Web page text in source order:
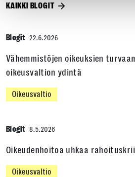
KAIKKI BLOGIT
Blogit 22.6.2026
Vähemmistöjen oikeuksien
oikeusvaltion ydintä
Oikeusvaltio
Blogit 8.5.2026
Oikeudenhoitoa uhkaa
Oikeusvaltio